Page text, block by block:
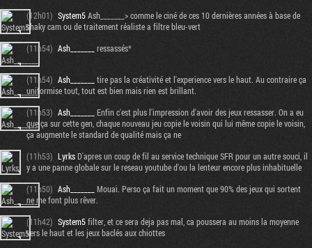
(12h01) System5Ash_______> comme le ciné de ces 10 dernières années à base de
shaky cam ou de traitement réaliste a filtre bleu-vert
(11h54) Ash_______ ressassés*
(11h54) Ash_______
tire pas la créativité et l'experience vers le haut. Au contraire ça
uniformise tout, tout est bien mais rien est brillant.
(11h53) Ash_______
Enfin c'est plus l'impression d'avoir des jeux ressasser. On a eu
que ça sur cette gen, chaque nouveau jeu copie le voisin qui lui même copie le voisin,
ça augmente le standard de qualité mais ça ne
(11h53) LyrksD'apres un coup de fil au service technique SFR pour un autre souci, il
y a une panne globale sur le reseau youtube d'ou la lenteur encore plus inhabituelle
(11h50) Ash_______
Mouai. Perso ça fait un moment que 90% des jeux qui sortent
ne me font plus rêver.
(11h42) System5filter, et ce sera deja pas mal, ca poussera au moins la moyenne
vers le haut et les jeux baclés aux chiottes